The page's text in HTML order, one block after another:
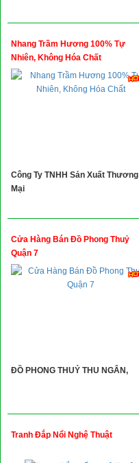
Nhang Trầm Hương 100% Tự
Nhiên, Không Hóa Chất
Công Ty TNHH Sản Xuất Thương
Mại
Cửa Hàng Bán Đồ Phong Thuỷ
Quận 7
ĐỒ PHONG THUỶ THU NGÂN,
Tranh Đắp Nổi Nghệ Thuật